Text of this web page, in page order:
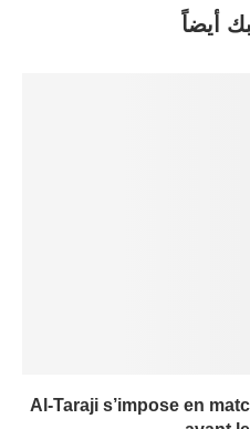
أيضاً
Al-Taraji s’impose en